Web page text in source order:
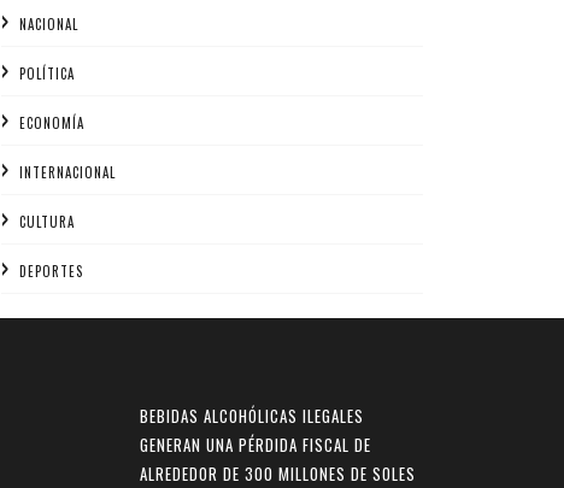
NACIONAL
POLÍTICA
ECONOMÍA
INTERNACIONAL
CULTURA
DEPORTES
BEBIDAS ALCOHÓLICAS ILEGALES
GENERAN UNA PÉRDIDA FISCAL DE
ALREDEDOR DE 300 MILLONES DE SOLES